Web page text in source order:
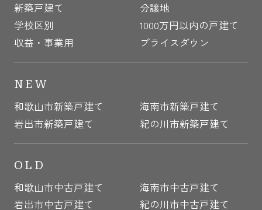
新築戸建て
分譲地
学校区別
1000万円以内の戸建て
収益・事業用
プライスダウン
NEW
和歌山市新築戸建て
海南市新築戸建て
岩出市新築戸建て
紀の川市新築戸建て
OLD
和歌山市中古戸建て
海南市中古戸建て
岩出市中古戸建て
紀の川市中古戸建て